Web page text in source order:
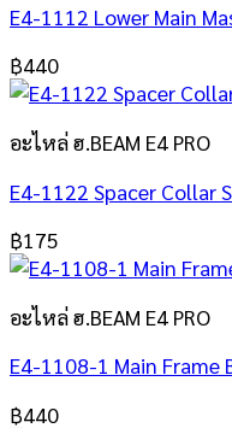
E4-1112 Lower Main
฿440
อะไหล่ ฮ.BEAM E4 PRO
E4-1122 Spacer Collar
฿175
อะไหล่ ฮ.BEAM E4 PRO
E4-1108-1 Main
฿440